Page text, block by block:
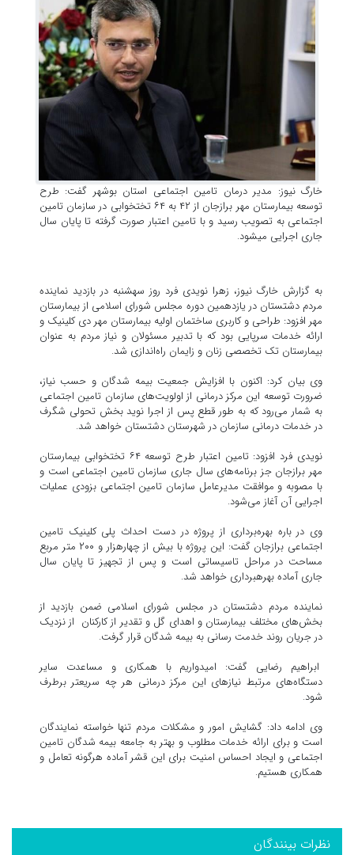
خارگ نیوز: مدیر درمان تامین اجتماعی استان بوشهر گفت: طرح
توسعه بیمارستان مهر برازجان از ۴۲ به ۶۴ تختخوابی در سازمان تامین
اجتماعی به تصویب رسید و با تامین اعتبار صورت گرفته تا پایان سال
جاری اجرایی می‎شود.
به گزارش خارگ نیوز، زهرا نویدی فرد روز سه‎شنبه در بازدید نماینده
مردم دشتستان در یازدهمین دوره مجلس شورای اسلامی از بیمارستان
مهر افزود: طراحی و کاربری ساختمان اولیه بیمارستان مهر دی کلینیک و
ارائه خدمات سرپایی بود که با تدبیر مسئولان و نیاز مردم به عنوان
بیمارستان تک تخصصی زنان و زایمان راه‌اندازی شد.
وی بیان کرد: اکنون با افزایش جمعیت بیمه شدگان و حسب نیاز،
ضرورت توسعه این مرکز درمانی از اولویت‌های سازمان تامین اجتماعی
به شمار می‌رود که به طور قطع پس از اجرا نوید بخش تحولی شگرف
در خدمات درمانی سازمان در شهرستان دشتستان خواهد شد.
نویدی فرد افزود: تامین اعتبار طرح توسعه ۶۴ تختخوابی بیمارستان
مهر برازجان جز برنامه‌های سال جاری سازمان تامین اجتماعی است و
با مصوبه و موافقت مدیرعامل سازمان تامین اجتماعی بزودی عملیات
اجرایی آن آغاز می‌شود.
وی در باره بهره‌برداری از پروژه در دست احداث پلی کلینیک تامین
اجتماعی برازجان گفت: این پروژه با بیش از چهارهزار و ۲۰۰ متر مربع
مساحت در مراحل تاسیساتی است و پس از تجهیز تا پایان سال
جاری آماده بهرهبرداری خواهد شد.
نماینده مردم دشتستان در مجلس شورای اسلامی ضمن بازدید از
بخش‌های مختلف بیمارستان و اهدای گل و تقدیر از کارکنان از نزدیک
در جریان روند خدمت رسانی به بیمه شدگان قرار گرفت.
ابراهیم رضایی گفت: امیدواریم با همکاری و مساعدت سایر
دستگاه‌های مرتبط نیازهای این مرکز درمانی هر چه سریعتر برطرف
شود.
وی ادامه داد: گشایش امور و مشکلات مردم تنها خواسته نمایندگان
است و برای ارائه خدمات مطلوب و بهتر به جامعه بیمه شدگان تامین
اجتماعی و ایجاد احساس امنیت برای این قشر آماده هرگونه تعامل و
همکاری هستیم.
نظرات بینندگان